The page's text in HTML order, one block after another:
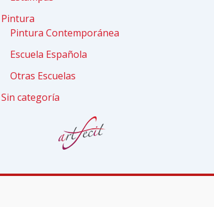
Pintura
Pintura Contemporánea
Escuela Española
Otras Escuelas
Sin categoría